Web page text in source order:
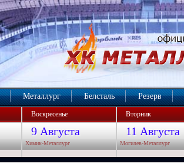
Металлург Белсталь Резерв
Воскресенье Вторник
9 Августа 11 Августа
Химик-Металлург Могилев-Металлург